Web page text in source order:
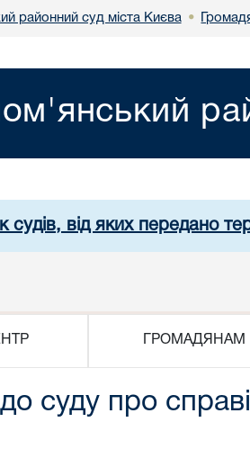
районний суд міста Києва •
судів, від яких передано
ГРОМАДЯНАМ
суду про